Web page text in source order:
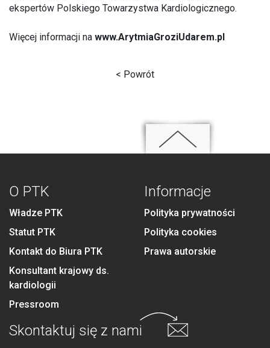
ekspertów Polskiego Towarzystwa Kardiologicznego.
Więcej informacji na www.ArytmiaGroziUdarem.pl
< Powrót
O PTK
Władze PTK
Statut PTK
Kontakt do Biura PTK
Konsultant krajowy ds.
kardiologii
Pressroom
Informacje
Polityka prywatności
Polityka cookies
Prawa autorskie
Skontaktuj się z nami